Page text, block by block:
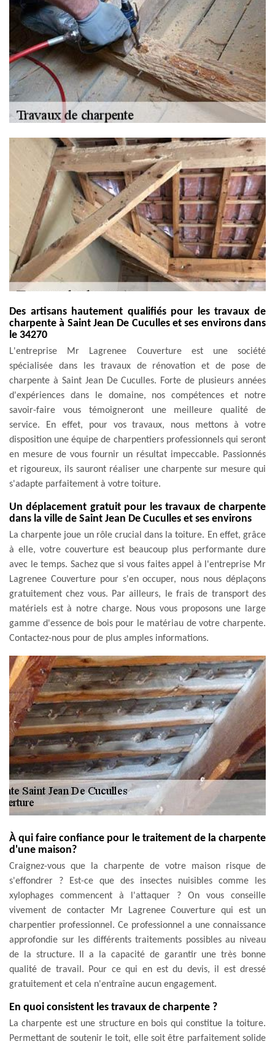
Des artisans hautement qualifiés pour les travaux de
charpente à Saint Jean De Cuculles et ses environs dans
le 34270
L'entreprise Mr Lagrenee Couverture est une société
spécialisée dans les travaux de rénovation et de pose de
charpente à Saint Jean De Cuculles. Forte de plusieurs années
d'expériences dans le domaine, nos compétences et notre
savoir-faire vous témoigneront une meilleure qualité de
service. En effet, pour vos travaux, nous mettons à votre
disposition une équipe de charpentiers professionnels qui seront
en mesure de vous fournir un résultat impeccable. Passionnés
et rigoureux, ils sauront réaliser une charpente sur mesure qui
s'adapte parfaitement à votre toiture.
Un déplacement gratuit pour les travaux de charpente
dans la ville de Saint Jean De Cuculles et ses environs
La charpente joue un rôle crucial dans la toiture. En effet, grâce
à elle, votre couverture est beaucoup plus performante dure
avec le temps. Sachez que si vous faites appel à l'entreprise Mr
Lagrenee Couverture pour s'en occuper, nous nous déplaçons
gratuitement chez vous. Par ailleurs, le frais de transport des
matériels est à notre charge. Nous vous proposons une large
gamme d'essence de bois pour le matériau de votre charpente.
Contactez-nous pour de plus amples informations.
À qui faire confiance pour le traitement de la charpente
d'une maison?
Craignez-vous que la charpente de votre maison risque de
s'effondrer ? Est-ce que des insectes nuisibles comme les
xylophages commencent à l'attaquer ? On vous conseille
vivement de contacter Mr Lagrenee Couverture qui est un
charpentier professionnel. Ce professionnel a une connaissance
approfondie sur les différents traitements possibles au niveau
de la structure. Il a la capacité de garantir une très bonne
qualité de travail. Pour ce qui en est du devis, il est dressé
gratuitement et cela n'entraîne aucun engagement.
En quoi consistent les travaux de charpente ?
La charpente est une structure en bois qui constitue la toiture.
Permettant de soutenir le toit, elle soit être parfaitement solide